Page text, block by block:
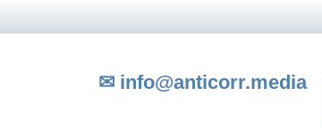
✉ info@anticorr.media